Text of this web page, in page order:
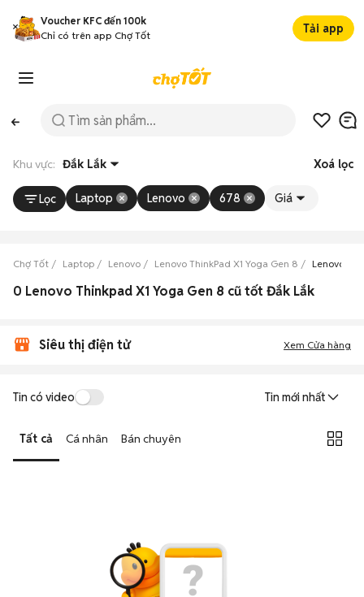
Voucher KFC đến 100k
Chỉ có trên app Chợ Tốt
Tải app
Khu vực: Đắk Lắk Xoá lọc
Lọc Laptop Lenovo 678 Giá
Chợ Tốt Laptop Lenovo Lenovo ThinkPad X1 Yoga Gen 8 Lenovo
0 Lenovo Thinkpad X1 Yoga Gen 8 cũ tốt Đắk Lắk
Siêu thị điện tử Xem Cửa hàng
Tin có video Tin mới nhất
Tất cả Cá nhân Bán chuyên